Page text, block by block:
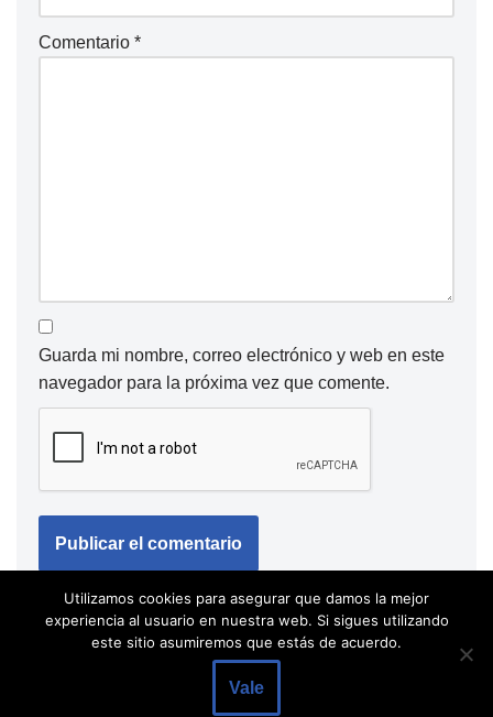
Comentario *
Guarda mi nombre, correo electrónico y web en este
navegador para la próxima vez que comente.
Utilizamos cookies para asegurar que damos la mejor
experiencia al usuario en nuestra web. Si sigues utilizando
este sitio asumiremos que estás de acuerdo.
Vale